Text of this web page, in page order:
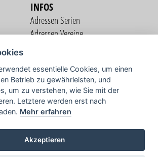
INFOS
Adressen Serien
Adressen Vereine
COMMUNITY
TV
essentielle Cookies, um einen
Betrieb zu gewährleisten, und
um zu verstehen, wie Sie mit der
Letztere werden erst nach
Mehr erfahren
Akzeptieren